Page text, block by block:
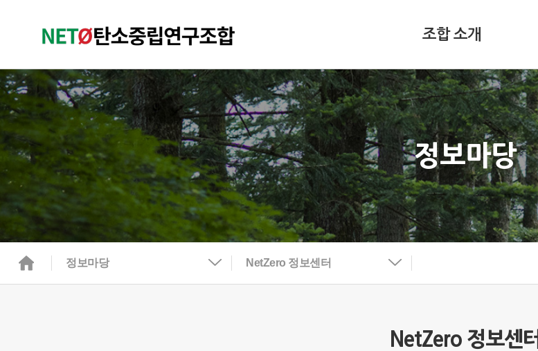
조합 소개
정보마당
정보마당 NetZero 정보센터
NetZero 정보센터